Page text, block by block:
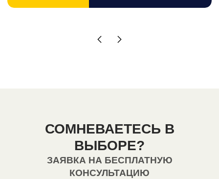
СОМНЕВАЕТЕСЬ В
ВЫБОРЕ?
ЗАЯВКА НА БЕСПЛАТНУЮ
КОНСУЛЬТАЦИЮ